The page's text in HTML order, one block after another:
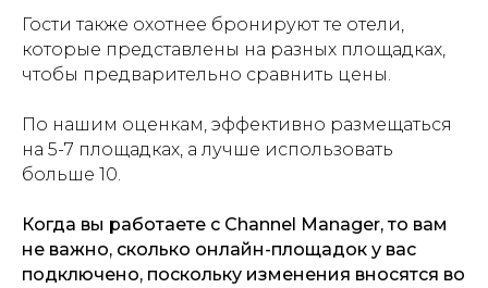
Гости также охотнее бронируют те отели,
которые представлены на разных площадках,
чтобы предварительно сравнить цены.
По нашим оценкам, эффективно размещаться
на 5-7 площадках, а лучше использовать
больше 10.
Когда вы работаете с Channel Manager, то вам
не важно, сколько онлайн-площадок у вас
подключено, поскольку изменения вносятся во